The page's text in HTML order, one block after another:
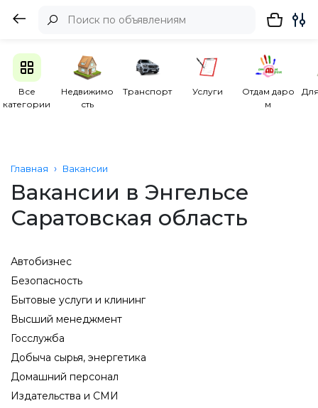
Все
категории
Недвижимо
сть
Транспорт Услуги
Отдам даро
м
Главная Вакансии
Вакансии в Энгельсе
Саратовская область
Автобизнес
Безопасность
Бытовые услуги и клининг
Высший менеджмент
Госслужба
Добыча сырья, энергетика
Домашний персонал
Издательства и СМИ